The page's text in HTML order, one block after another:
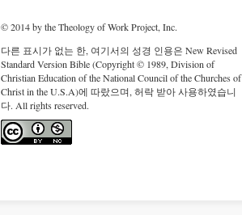
© 2014 by the Theology of Work Project, Inc.
다른 표시가 없는 한, 여기서의 성경 인용은 New Revised
Standard Version Bible (Copyright © 1989, Division of
Christian Education of the National Council of the Churches of
Christ in the U.S.A)에 따랐으며, 허락 받아 사용하였습니
다. All rights reserved.